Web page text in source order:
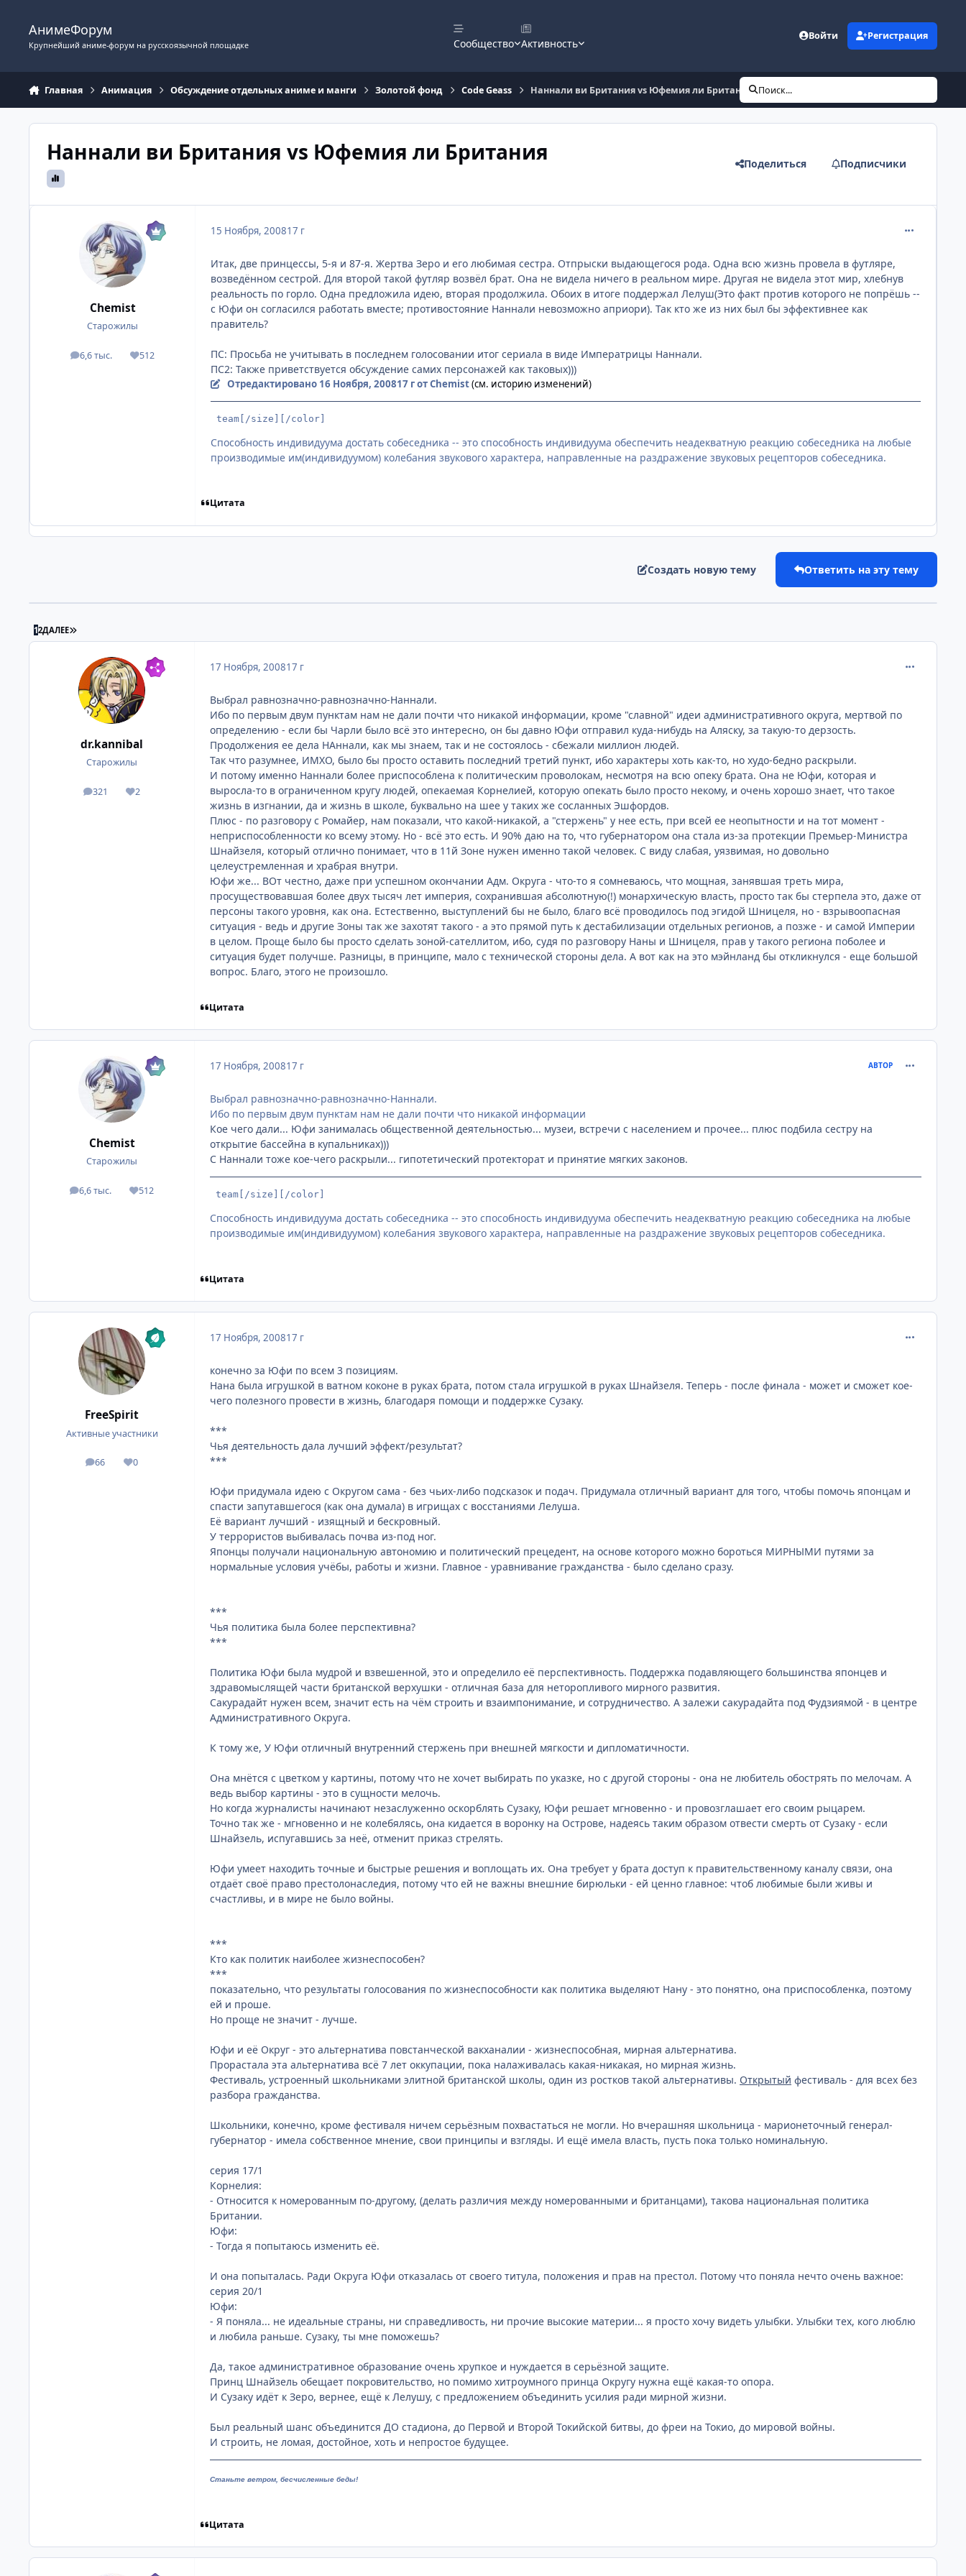
АнимеФорум
Крупнейший аниме-форум на русскоязычной площадке Сообщество Активность
Войти Регистрация
Главная Анимация Обсуждение отдельных аниме и манги Золотой фонд Code Geass Наннали ви Британия vs Юфемия ли Британия Поиск...
Наннали ви Британия vs Юфемия ли Британия Поделиться Подписчики
Chemist
Старожилы
6,6 тыс.
посты 512
Репутация
15 Ноября, 200817 г
Итак, две принцессы, 5-я и 87-я. Жертва Зеро и его любимая сестра. Отпрыски выдающегося рода. Одна всю жизнь провела в футляре,
возведённом сестрой. Для второй такой футляр возвёл брат. Она не видела ничего в реальном мире. Другая не видела этот мир, хлебнув
реальность по горло. Одна предложила идею, вторая продолжила. Обоих в итоге поддержал Лелуш(Это факт против которого не попрёшь --
с Юфи он согласился работать вместе; противостояние Наннали невозможно априори). Так кто же из них был бы эффективнее как
правитель?
ПС: Просьба не учитывать в последнем голосовании итог сериала в виде Императрицы Наннали.
ПС2: Также приветствуется обсуждение самих персонажей как таковых)))
Отредактировано 16 Ноября, 200817 гот Chemist(см. историю изменений)
team[/size][/color]
Способность индивидуума достать собеседника -- это способность индивидуума обеспечить неадекватную реакцию собеседника на любые
производимые им(индивидуумом) колебания звукового характера, направленные на раздражение звуковых рецепторов собеседника.
Цитата
Создать новую тему Ответить на эту тему
12ДАЛЕЕ ПОСЛЕДНЯЯ СТРАНИЦА
dr.kannibal
Старожилы
321
посты 2
Репутация
17 Ноября, 200817 г
Выбрал равнозначно-равнозначно-Наннали.
Ибо по первым двум пунктам нам не дали почти что никакой информации, кроме "славной" идеи административного округа, мертвой по
определению - если бы Чарли было всё это интересно, он бы давно Юфи отправил куда-нибудь на Аляску, за такую-то дерзость.
Продолжения ее дела НАннали, как мы знаем, так и не состоялось - сбежали миллион людей.
Так что разумнее, ИМХО, было бы просто оставить последний третий пункт, ибо характеры хоть как-то, но худо-бедно раскрыли.
И потому именно Наннали более приспособлена к политическим проволокам, несмотря на всю опеку брата. Она не Юфи, которая и
выросла-то в ограниченном кругу людей, опекаемая Корнелией, которую опекать было просто некому, и очень хорошо знает, что такое
жизнь в изгнании, да и жизнь в школе, буквально на шее у таких же сосланных Эшфордов.
Плюс - по разговору с Ромайер, нам показали, что какой-никакой, а "стержень" у нее есть, при всей ее неопытности и на тот момент -
неприспособленности ко всему этому. Но - всё это есть. И 90% даю на то, что губернатором она стала из-за протекции Премьер-Министра
Шнайзеля, который отлично понимает, что в 11й Зоне нужен именно такой человек. С виду слабая, уязвимая, но довольно
целеустремленная и храбрая внутри.
Юфи же... ВОт честно, даже при успешном окончании Адм. Округа - что-то я сомневаюсь, что мощная, занявшая треть мира,
просуществовавшая более двух тысяч лет империя, сохранившая абсолютную(!) монархическую власть, просто так бы стерпела это, даже от
персоны такого уровня, как она. Естественно, выступлений бы не было, благо всё проводилось под эгидой Шницеля, но - взрывоопасная
ситуация - ведь и другие Зоны так же захотят такого - а это прямой путь к дестабилизации отдельных регионов, а позже - и самой Империи
в целом. Проще было бы просто сделать зоной-сателлитом, ибо, судя по разговору Наны и Шницеля, прав у такого региона поболее и
ситуация будет получше. Разницы, в принципе, мало с технической стороны дела. А вот как на это мэйнланд бы откликнулся - еще большой
вопрос. Благо, этого не произошло.
Цитата
Chemist
Старожилы
6,6 тыс.
посты 512
Репутация
17 Ноября, 200817 г АВТОР
Выбрал равнозначно-равнозначно-Наннали.
Ибо по первым двум пунктам нам не дали почти что никакой информации
Кое чего дали... Юфи занималась общественной деятельностью... музеи, встречи с населением и прочее... плюс подбила сестру на
открытие бассейна в купальниках)))
С Наннали тоже кое-чего раскрыли... гипотетический протекторат и принятие мягких законов.
team[/size][/color]
Способность индивидуума достать собеседника -- это способность индивидуума обеспечить неадекватную реакцию собеседника на любые
производимые им(индивидуумом) колебания звукового характера, направленные на раздражение звуковых рецепторов собеседника.
Цитата
FreeSpirit
Активные участники
66
посты 0
Репутация
17 Ноября, 200817 г
конечно за Юфи по всем 3 позициям.
Нана была игрушкой в ватном коконе в руках брата, потом стала игрушкой в руках Шнайзеля. Теперь - после финала - может и сможет кое-
чего полезного провести в жизнь, благодаря помощи и поддержке Сузаку.
***
Чья деятельность дала лучший эффект/результат?
***
Юфи придумала идею с Округом сама - без чьих-либо подсказок и подач. Придумала отличный вариант для того, чтобы помочь японцам и
спасти запутавшегося (как она думала) в игрищах с восстаниями Лелуша.
Её вариант лучший - изящный и бескровный.
У террористов выбивалась почва из-под ног.
Японцы получали национальную автономию и политический прецедент, на основе которого можно бороться МИРНЫМИ путями за
нормальные условия учёбы, работы и жизни. Главное - уравнивание гражданства - было сделано сразу.
***
Чья политика была более перспективна?
***
Политика Юфи была мудрой и взвешенной, это и определило её перспективность. Поддержка подавляющего большинства японцев и
здравомыслящей части британской верхушки - отличная база для неторопливого мирного развития.
Сакурадайт нужен всем, значит есть на чём строить и взаимпонимание, и сотрудничество. А залежи сакурадайта под Фудзиямой - в центре
Административного Округа.
К тому же, У Юфи отличный внутренний стержень при внешней мягкости и дипломатичности.
Она мнётся с цветком у картины, потому что не хочет выбирать по указке, но с другой стороны - она не любитель обострять по мелочам. А
ведь выбор картины - это в сущности мелочь.
Но когда журналисты начинают незаслуженно оскорблять Сузаку, Юфи решает мгновенно - и провозглашает его своим рыцарем.
Точно так же - мгновенно и не колебялясь, она кидается в воронку на Острове, надеясь таким образом отвести смерть от Сузаку - если
Шнайзель, испугавшись за неё, отменит приказ стрелять.
Юфи умеет находить точные и быстрые решения и воплощать их. Она требует у брата доступ к правительственному каналу связи, она
отдаёт своё право престолонаследия, потому что ей не важны внешние бирюльки - ей ценно главное: чтоб любимые были живы и
счастливы, и в мире не было войны.
***
Кто как политик наиболее жизнеспособен?
***
показательно, что результаты голосования по жизнеспособности как политика выделяют Нану - это понятно, она приспособленка, поэтому
ей и проше.
Но проще не значит - лучше.
Юфи и её Округ - это альтернатива повстанческой вакханалии - жизнеспособная, мирная альтернатива.
Прорастала эта альтернатива всё 7 лет оккупации, пока налаживалась какая-никакая, но мирная жизнь.
Фестиваль, устроенный школьниками элитной британской школы, один из ростков такой альтернативы. Открытый фестиваль - для всех без
разбора гражданства.
Школьники, конечно, кроме фестиваля ничем серьёзным похвастаться не могли. Но вчерашняя школьница - марионеточный генерал-
губернатор - имела собственное мнение, свои принципы и взгляды. И ещё имела власть, пусть пока только номинальную.
серия 17/1
Корнелия:
- Относится к номерованным по-другому, (делать различия между номерованными и британцами), такова национальная политика
Британии.
Юфи:
- Тогда я попытаюсь изменить её.
И она попыталась. Ради Округа Юфи отказалась от своего титула, положения и прав на престол. Потому что поняла нечто очень важное:
серия 20/1
Юфи:
- Я поняла... не идеальные страны, ни справедливость, ни прочие высокие материи... я просто хочу видеть улыбки. Улыбки тех, кого люблю
и любила раньше. Сузаку, ты мне поможешь?
Да, такое административное образование очень хрупкое и нуждается в серьёзной защите.
Принц Шнайзель обещает покровительство, но помимо хитроумного принца Округу нужна ещё какая-то опора.
И Сузаку идёт к Зеро, вернее, ещё к Лелушу, с предложением объединить усилия ради мирной жизни.
Был реальный шанс объединится ДО стадиона, до Первой и Второй Токийской битвы, до фреи на Токио, до мировой войны.
И строить, не ломая, достойное, хоть и непростое будущее.
Станьте ветром, бесчисленные беды!
Цитата